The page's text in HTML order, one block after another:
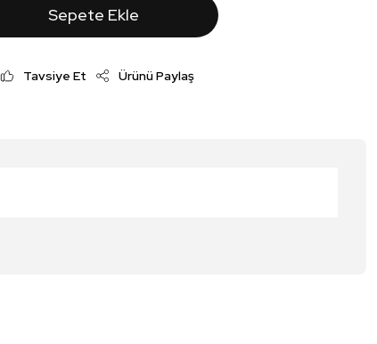
Sepete Ekle
Tavsiye Et Ürünü Paylaş